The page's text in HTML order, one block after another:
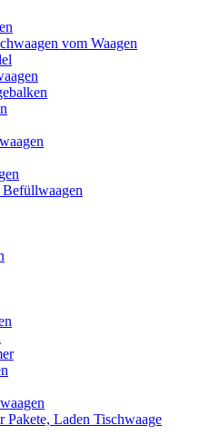
vom Waagen
Pakete, Laden Tischwaage